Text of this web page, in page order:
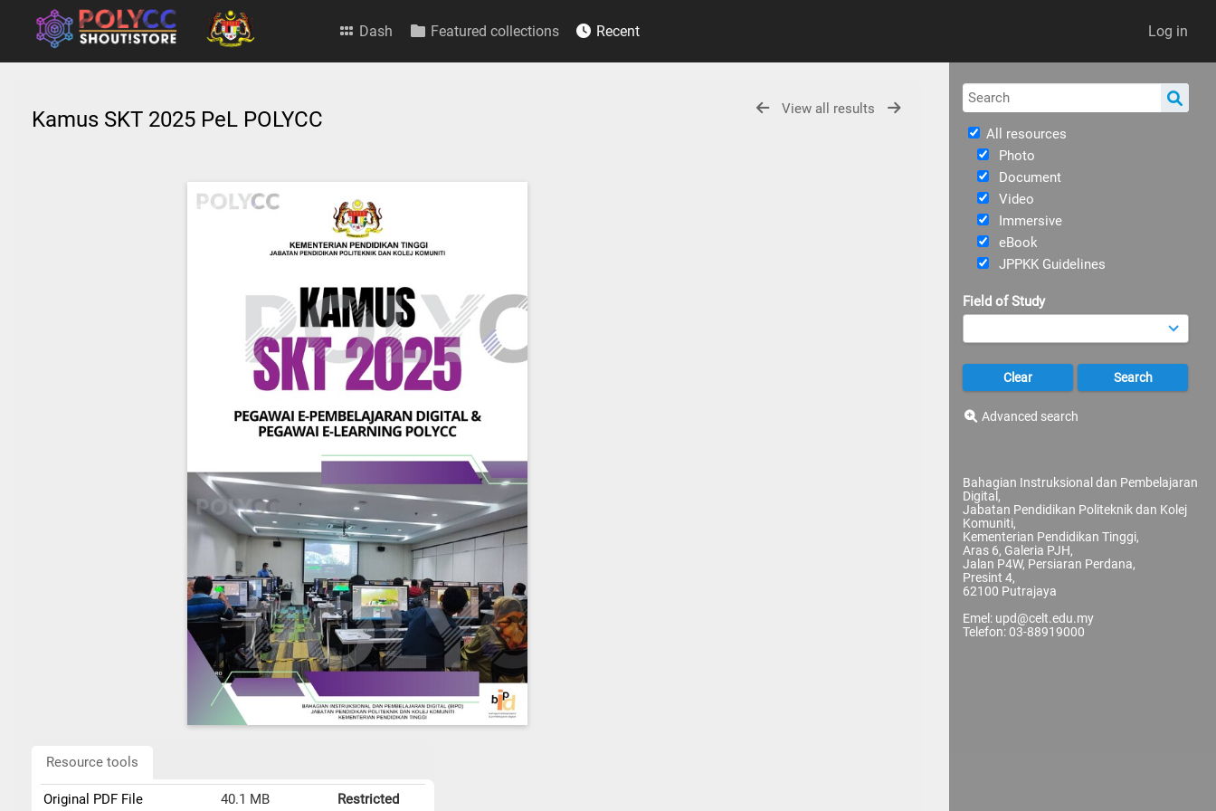
Log in
Dash Featured collections Recent
All resources
Photo
Document
Video
Immersive
eBook
JPPKK Guidelines
Field of Study
Advanced search
Bahagian Instruksional dan Pembelajaran
Digital,
Jabatan Pendidikan Politeknik dan Kolej
Komuniti,
Kementerian Pendidikan Tinggi,
Aras 6, Galeria PJH,
Jalan P4W, Persiaran Perdana,
Presint 4,
62100 Putrajaya
Emel: upd@celt.edu.my
Telefon: 03-88919000
View all results
Kamus SKT 2025 PeL POLYCC
Resource tools
Original PDF File 40.1 MB Restricted